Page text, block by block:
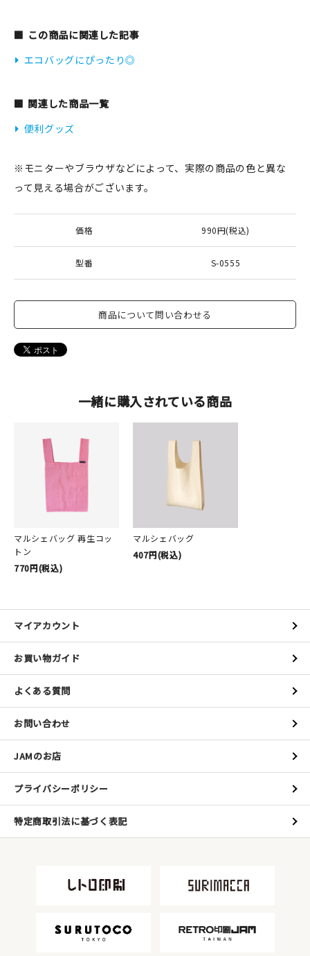
この商品に関連した記事
エコバッグにぴったり◎
関連した商品一覧
便利グッズ
※モニターやブラウザなどによって、実際の商品の色と異な
って見える場合がございます。
価格 990円(税込)
型番 S-0555
商品について問い合わせる
一緒に購入されている商品
マルシェバッグ 再生コッ
トン
770円(税込)
マルシェバッグ
407円(税込)
マイアカウント
お買い物ガイド
よくある質問
お問い合わせ
JAMのお店
プライバシーポリシー
特定商取引法に基づく表記